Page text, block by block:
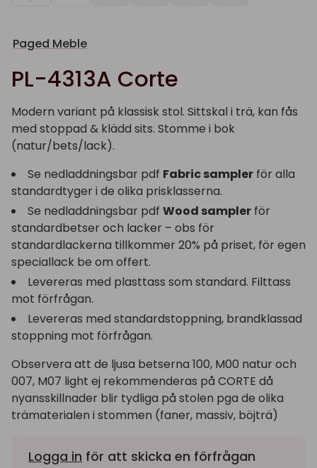
Paged Meble
PL-4313A Corte
Modern variant på klassisk stol. Sittskal i trä, kan fås
med stoppad & klädd sits. Stomme i bok
(natur/bets/lack).
Se nedladdningsbar pdf Fabric sampler för alla
standardtyger i de olika prisklasserna.
Se nedladdningsbar pdf Wood sampler för
standardbetser och lacker – obs för
standardlackerna tillkommer 20% på priset, för egen
speciallack be om offert.
Levereras med plasttass som standard. Filttass
mot förfrågan.
Levereras med standardstoppning, brandklassad
stoppning mot förfrågan.
Observera att de ljusa betserna 100, M00 natur och
007, M07 light ej rekommenderas på CORTE då
nyansskillnader blir tydliga på stolen pga de olika
trämaterialen i stommen (faner, massiv, böjträ)
Logga in för att skicka en förfrågan